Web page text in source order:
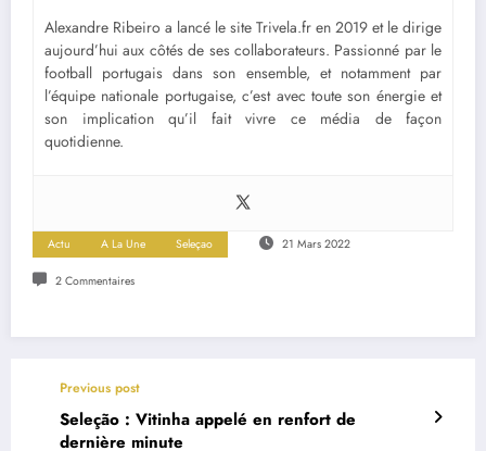
Alexandre Ribeiro a lancé le site Trivela.fr en 2019 et le dirige
aujourd’hui aux côtés de ses collaborateurs. Passionné par le
football portugais dans son ensemble, et notamment par
l’équipe nationale portugaise, c’est avec toute son énergie et
son implication qu’il fait vivre ce média de façon
quotidienne.
Actu A La Une Seleçao 21 Mars 2022
2 Commentaires
Previous post
Seleção : Vitinha appelé en renfort de
dernière minute